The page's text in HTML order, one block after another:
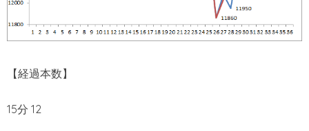
【経過本数】
15分 12